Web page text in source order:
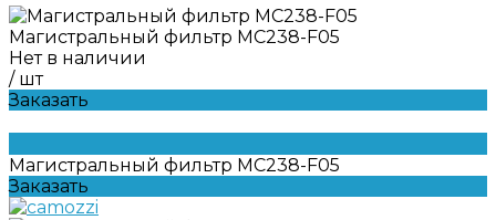
Магистральный фильтр MC238-F05
Нет в наличии
/ шт
Заказать
Магистральный фильтр MC238-F05
Заказать